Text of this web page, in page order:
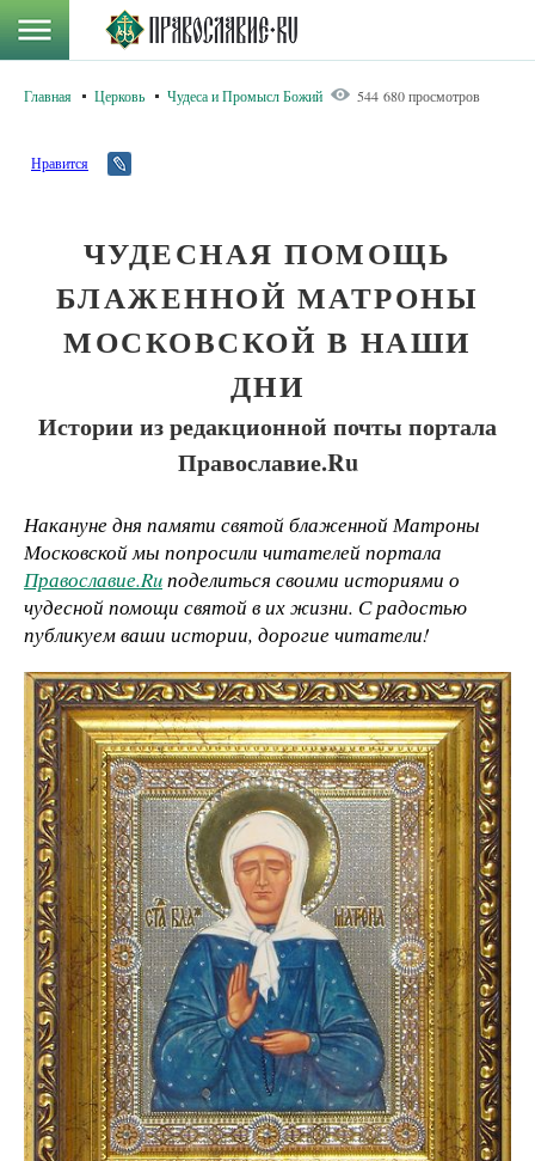
Главная Церковь Чудеса и Промысл Божий 544 680 просмотров
Нравится
ЧУДЕСНАЯ ПОМОЩЬ
БЛАЖЕННОЙ МАТРОНЫ
МОСКОВСКОЙ В НАШИ
ДНИ
Истории из редакционной почты портала
Православие.Ru
Накануне дня памяти святой блаженной Матроны
Московской мы попросили читателей портала
Православие.Ruподелиться своими историями о
чудесной помощи святой в их жизни. С радостью
публикуем ваши истории, дорогие читатели!